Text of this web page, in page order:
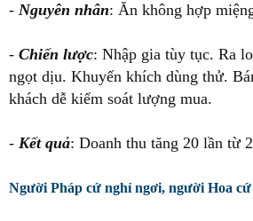
- Nguyên nhân: Ăn không hợp
- Chiến lược: Nhập gia tùy tục. Ra
ngọt dịu. Khuyến khích dùng thử.
khách dễ kiểm soát lượng mua.
- Kết quả: Doanh thu tăng 20 lần từ
Người Pháp cứ nghỉ ngơi, người Hoa